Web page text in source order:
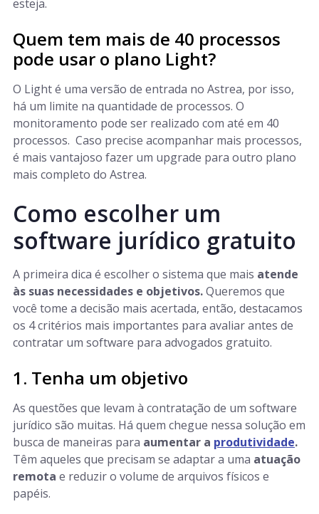
esteja.
Quem tem mais de 40 processos
pode usar o plano Light?
O Light é uma versão de entrada no Astrea, por isso,
há um limite na quantidade de processos. O
monitoramento pode ser realizado com até em 40
processos. Caso precise acompanhar mais processos,
é mais vantajoso fazer um upgrade para outro plano
mais completo do Astrea.
Como escolher um
software jurídico gratuito
A primeira dica é escolher o sistema que mais atende
às suas necessidades e objetivos.Queremos que
você tome a decisão mais acertada, então, destacamos
os 4 critérios mais importantes para avaliar antes de
contratar um software para advogados gratuito.
1. Tenha um objetivo
As questões que levam à contratação de um software
jurídico são muitas. Há quem chegue nessa solução em
busca de maneiras para aumentar a produtividade.
Têm aqueles que precisam se adaptar a uma atuação
remota e reduzir o volume de arquivos físicos e
papéis.